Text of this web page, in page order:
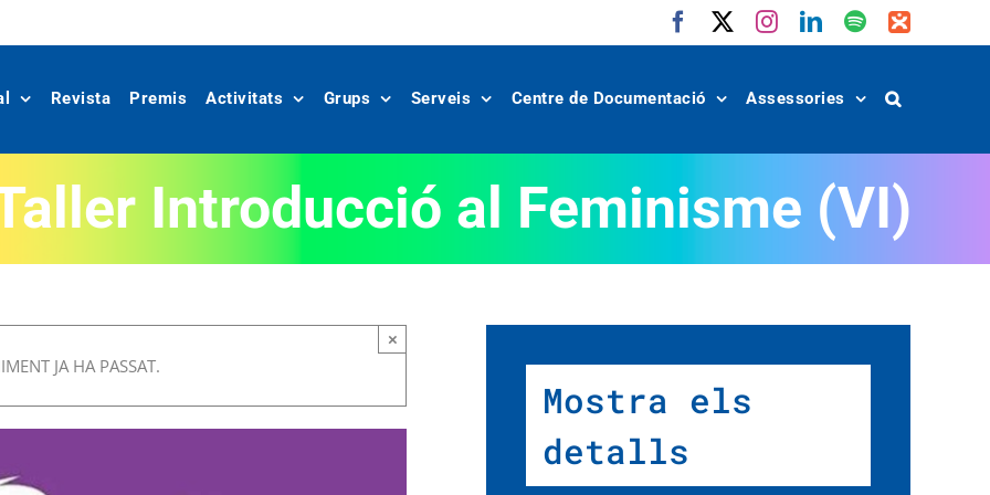
FacebookInstagram
LinkedIn
Spotify
IVoox
Revista Premis Activitats Grups Serveis Centre de Documentació Assessories
Introducció al Feminisme (VI)
JA HA PASSAT.
×
Mostra els
detalls